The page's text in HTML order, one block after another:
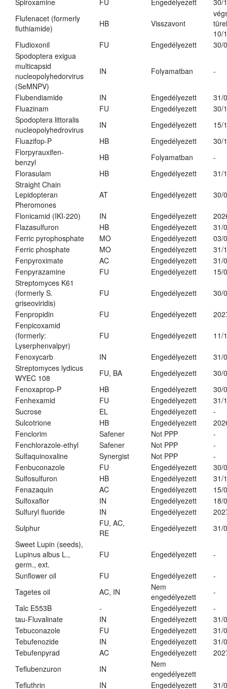
Spiroxamine FU Engedélyezett
30/
Flufenacet (formerly
fluthiamide)
HB Visszavont
10/
Fludioxonil
FU Engedélyezett
30/
Spodoptera exigua
multicapsid
nucleopolyhedorvirus
(SeMNPV)
IN Folyamatban -
Flubendiamide IN Engedélyezett
31/
Fluazinam
FU Engedélyezett
30/
Spodoptera littoralis
nucleopolyhedrovirus
IN Engedélyezett
15/
Fluazifop-P
HB Engedélyezett
30/
Florpyrauxifen-
benzyl
HB Folyamatban
-
Florasulam
HB Engedélyezett
31/
Straight Chain
Lepidopteran
Pheromones
AT Engedélyezett 30/
Flonicamid (IKI-220) IN Engedélyezett
Flazasulfuron
HB Engedélyezett
31/
Ferric pyrophosphate
MO Engedélyezett
03/
Ferric phosphate
MO Engedélyezett
31/
Fenpyroximate
AC Engedélyezett
31/
Fenpyrazamine
FU Engedélyezett
15/
Streptomyces K61
(formerly S.
griseoviridis)
FU Engedélyezett 30/
Fenpropidin FU Engedélyezett
Fenpicoxamid
(formerly:
Lyserphenvalpyr)
FU Engedélyezett 11/
Fenoxycarb IN Engedélyezett
31/
Streptomyces lydicus
WYEC 108
FU, BA Engedélyezett
30/
Fenoxaprop-P
HB Engedélyezett
30/
Fenhexamid
FU Engedélyezett
31/
Sucrose
EL Engedélyezett
-
Sulcotrione
HB Engedélyezett
Fenclorim
Safener Not PPP
-
Fenchlorazole-ethyl
Safener Not PPP
-
Sulfaquinoxaline
Synergist Not PPP
-
Fenbuconazole
FU Engedélyezett
30/
Sulfosulfuron
HB Engedélyezett
31/
Fenazaquin
AC Engedélyezett
15/
Sulfoxaflor
IN Engedélyezett
18/
Sulfuryl fluoride
IN Engedélyezett
Sulphur
FU, AC,
RE
Engedélyezett
31/
Sweet Lupin (seeds),
Lupinus albus L.,
germ., ext.
FU Engedélyezett -
Sunflower oil FU Engedélyezett
-
Tagetes oil
AC, IN
Nem
engedélyezett
-
Talc E553B
- Engedélyezett
-
tau-Fluvalinate
IN Engedélyezett
31/
Tebuconazole
FU Engedélyezett
31/
Tebufenozide
IN Engedélyezett
31/
Tebufenpyrad
AC Engedélyezett
Teflubenzuron
IN
Nem
engedélyezett
Tefluthrin
IN Engedélyezett
31/